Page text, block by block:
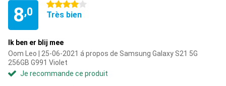
8,0
4 étoiles
Très bien
Ik ben er blij mee
Oom Leo | 25-06-2021 á propos de Samsung Galaxy S21 5G
256GB G991 Violet
Je recommande ce produit